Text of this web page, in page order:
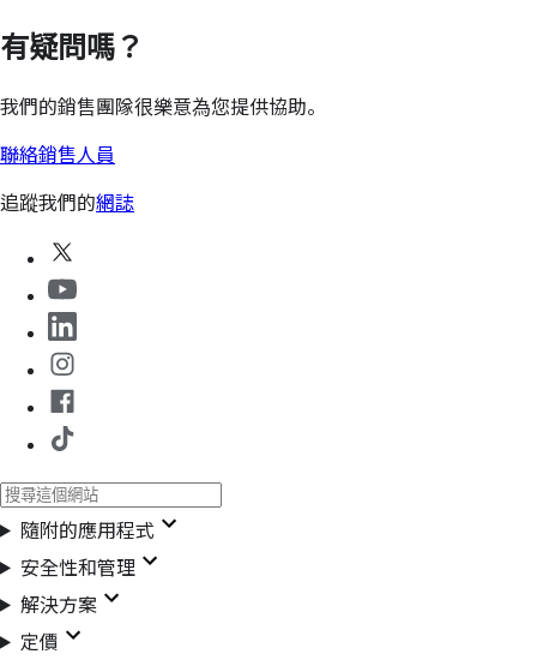
有疑問嗎？
我們的銷售團隊很樂意為您提供協助。
聯絡銷售人員
追蹤我們的網誌
隨附的應用程式
安全性和管理
解決方案
定價